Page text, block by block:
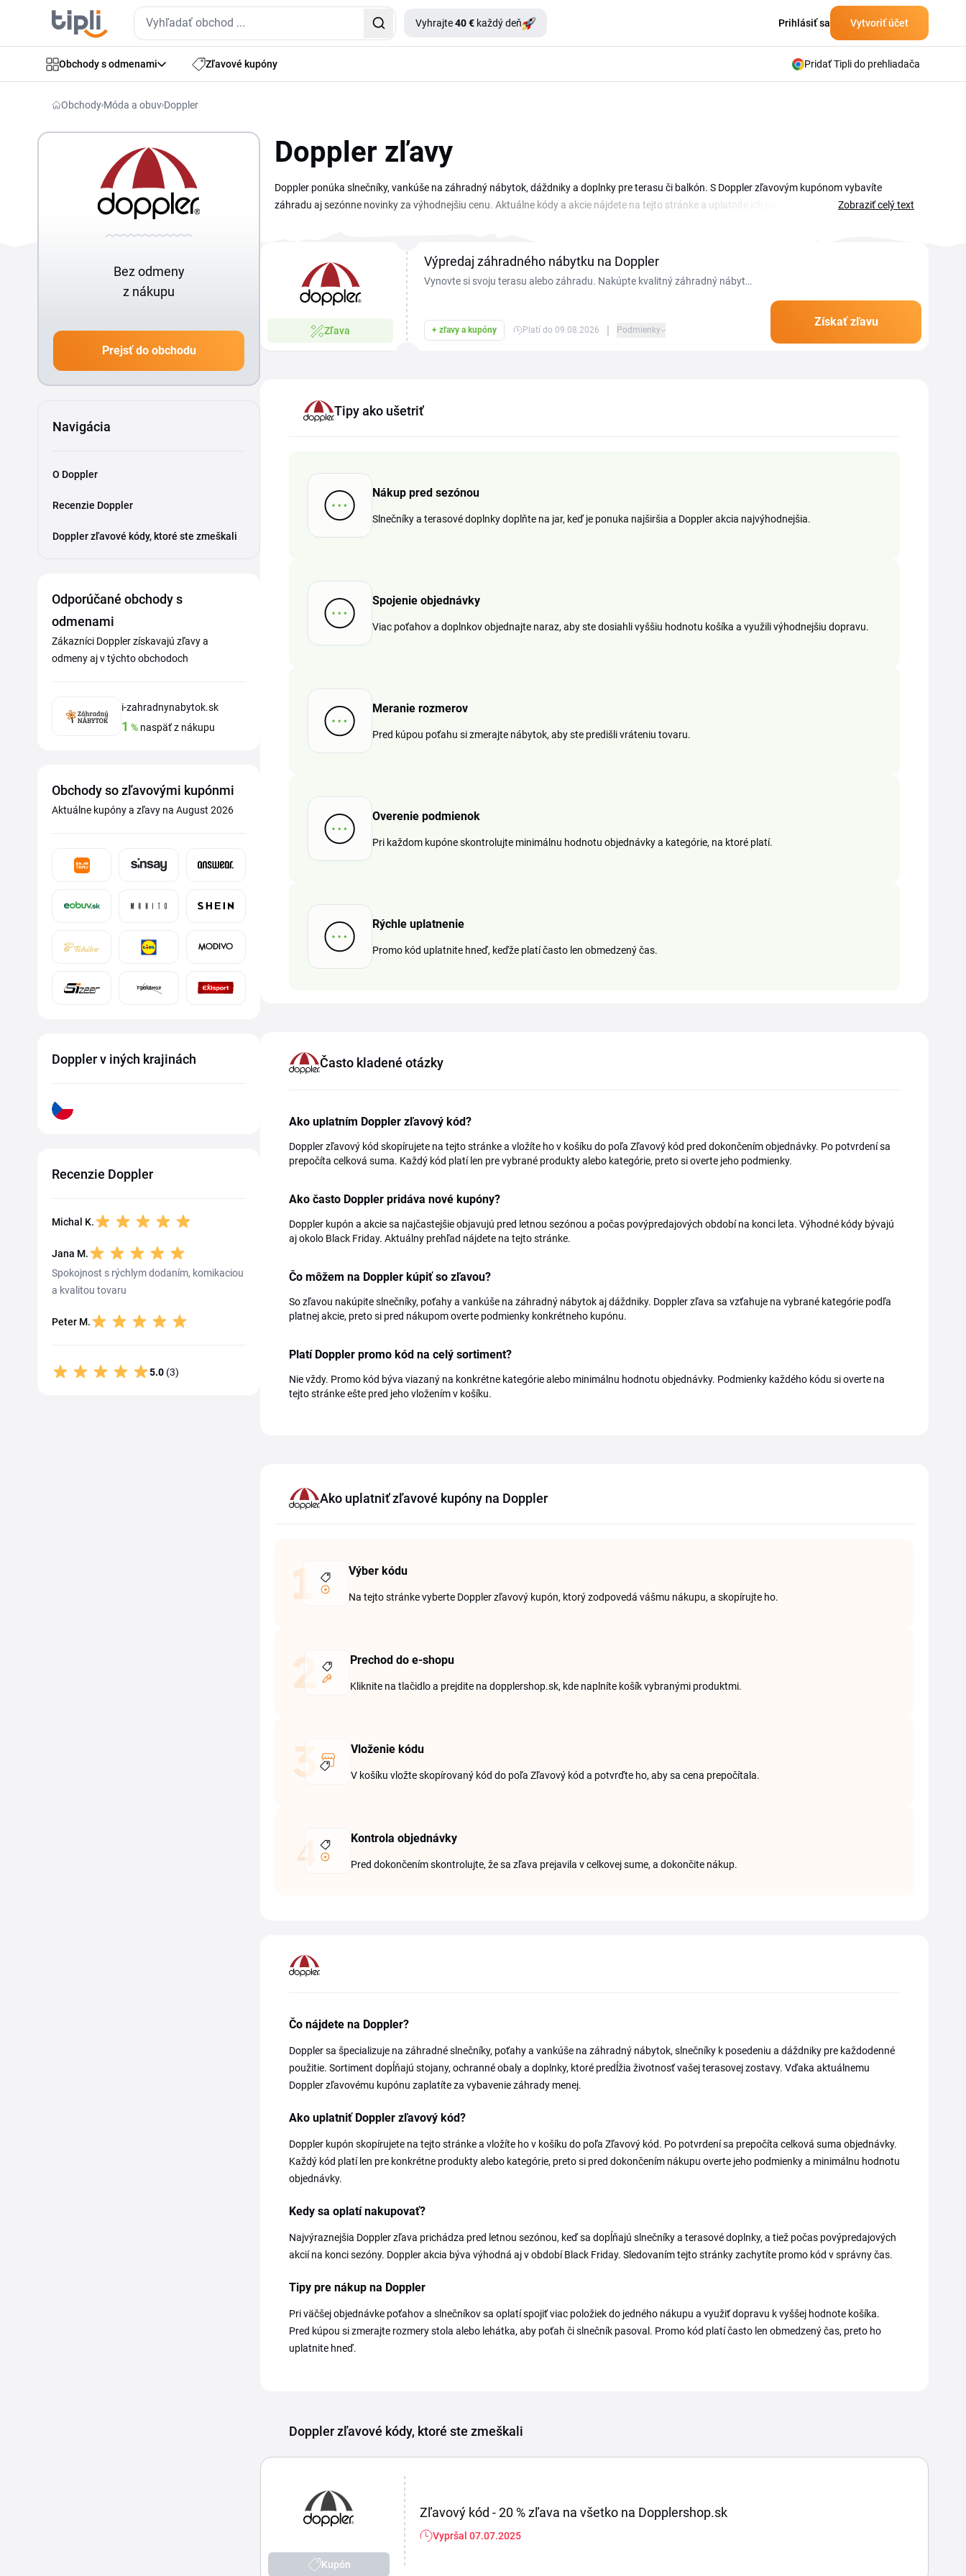
Vyhrajte40 € každý deň Prihlásiť sa Vytvoriť účet
Obchody s odmenami Zľavové kupóny Pridať Tipli do prehliadača
Obchody Móda a obuv Doppler
Bez odmeny
z nákupu
Prejsť do obchodu
Navigácia
O Doppler
Recenzie Doppler
Doppler zľavové kódy, ktoré ste zmeškali
Odporúčané obchody s
odmenami
Zákazníci Doppler získavajú zľavy a
odmeny aj v týchto obchodoch
i-zahradnynabytok.sk
1 % naspäť z nákupu
Obchody so zľavovými kupónmi
Aktuálne kupóny a zľavy na August 2026
Doppler v iných krajinách
Recenzie Doppler
Michal K.
Jana M.
Spokojnost s rýchlym dodaním, komikaciou
a kvalitou tovaru
Peter M.
5.0 (3)
Doppler zľavy
Doppler ponúka slnečníky, vankúše na záhradný nábytok, dáždniky a doplnky pre terasu či balkón. S Doppler zľavovým kupónom vybavíte
záhradu aj sezónne novinky za výhodnejšiu cenu. Aktuálne kódy a akcie nájdete na tejto stránke a uplatníte ich priamo v košíku e-shopu.Zobraziť celý text
Zľava
Výpredaj záhradného nábytku na Doppler
Vynovte si svoju terasu alebo záhradu. Nakúpte kvalitný záhradný nábytok
+ zľavy a kupóny Platí do 09.08.2026 | Podmienky
Získať zľavu
Tipy ako ušetriť
Nákup pred sezónou
Slnečníky a terasové doplnky doplňte na jar, keď je ponuka najširšia a Doppler akcia najvýhodnejšia.
Spojenie objednávky
Viac poťahov a doplnkov objednajte naraz, aby ste dosiahli vyššiu hodnotu košíka a využili výhodnejšiu dopravu.
Meranie rozmerov
Pred kúpou poťahu si zmerajte nábytok, aby ste predišli vráteniu tovaru.
Overenie podmienok
Pri každom kupóne skontrolujte minimálnu hodnotu objednávky a kategórie, na ktoré platí.
Rýchle uplatnenie
Promo kód uplatnite hneď, keďže platí často len obmedzený čas.
Často kladené otázky
Ako uplatním Doppler zľavový kód?
Doppler zľavový kód skopírujete na tejto stránke a vložíte ho v košíku do poľa Zľavový kód pred dokončením objednávky. Po potvrdení sa
prepočíta celková suma. Každý kód platí len pre vybrané produkty alebo kategórie, preto si overte jeho podmienky.
Ako často Doppler pridáva nové kupóny?
Doppler kupón a akcie sa najčastejšie objavujú pred letnou sezónou a počas povýpredajových období na konci leta. Výhodné kódy bývajú
aj okolo Black Friday. Aktuálny prehľad nájdete na tejto stránke.
Čo môžem na Doppler kúpiť so zľavou?
So zľavou nakúpite slnečníky, poťahy a vankúše na záhradný nábytok aj dáždniky. Doppler zľava sa vzťahuje na vybrané kategórie podľa
platnej akcie, preto si pred nákupom overte podmienky konkrétneho kupónu.
Platí Doppler promo kód na celý sortiment?
Nie vždy. Promo kód býva viazaný na konkrétne kategórie alebo minimálnu hodnotu objednávky. Podmienky každého kódu si overte na
tejto stránke ešte pred jeho vložením v košíku.
Ako uplatniť zľavové kupóny na Doppler
Výber kódu
Na tejto stránke vyberte Doppler zľavový kupón, ktorý zodpovedá vášmu nákupu, a skopírujte ho.
Prechod do e-shopu
Kliknite na tlačidlo a prejdite na dopplershop.sk, kde naplníte košík vybranými produktmi.
Vloženie kódu
V košíku vložte skopírovaný kód do poľa Zľavový kód a potvrďte ho, aby sa cena prepočítala.
Kontrola objednávky
Pred dokončením skontrolujte, že sa zľava prejavila v celkovej sume, a dokončite nákup.
Čo nájdete na Doppler?
Doppler sa špecializuje na záhradné slnečníky, poťahy a vankúše na záhradný nábytok, slnečníky k posedeniu a dáždniky pre každodenné
použitie. Sortiment dopĺňajú stojany, ochranné obaly a doplnky, ktoré predĺžia životnosť vašej terasovej zostavy. Vďaka aktuálnemu
Doppler zľavovému kupónu zaplatíte za vybavenie záhrady menej.
Ako uplatniť Doppler zľavový kód?
Doppler kupón skopírujete na tejto stránke a vložíte ho v košíku do poľa Zľavový kód. Po potvrdení sa prepočíta celková suma objednávky.
Každý kód platí len pre konkrétne produkty alebo kategórie, preto si pred dokončením nákupu overte jeho podmienky a minimálnu hodnotu
objednávky.
Kedy sa oplatí nakupovať?
Najvýraznejšia Doppler zľava prichádza pred letnou sezónou, keď sa dopĺňajú slnečníky a terasové doplnky, a tiež počas povýpredajových
akcií na konci sezóny. Doppler akcia býva výhodná aj v období Black Friday. Sledovaním tejto stránky zachytíte promo kód v správny čas.
Tipy pre nákup na Doppler
Pri väčšej objednávke poťahov a slnečníkov sa oplatí spojiť viac položiek do jedného nákupu a využiť dopravu k vyššej hodnote košíka.
Pred kúpou si zmerajte rozmery stola alebo lehátka, aby poťah či slnečník pasoval. Promo kód platí často len obmedzený čas, preto ho
uplatnite hneď.
Doppler zľavové kódy, ktoré ste zmeškali
Kupón
Zľavový kód - 20 % zľava na všetko na Dopplershop.sk
Vypršal 07.07.2025